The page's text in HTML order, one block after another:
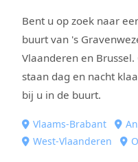
Bent u op zoek naar
buurt van 's
Vlaanderen en
staan dag en nacht
bij u in de buurt.
Vlaams-Brabant
West-Vlaanderen